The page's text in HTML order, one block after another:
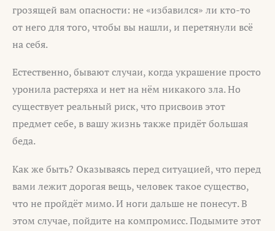
грозящей вам опасности: не «избавился» ли кто-то
от него для того, чтобы вы нашли, и перетянули всё
на себя.
Естественно, бывают случаи, когда украшение просто
уронила растеряха и нет на нём никакого зла. Но
существует реальный риск, что присвоив этот
предмет себе, в вашу жизнь также придёт большая
беда.
Как же быть? Оказываясь перед ситуацией, что перед
вами лежит дорогая вещь, человек такое существо,
что не пройдёт мимо. И ноги дальше не понесут. В
этом случае, пойдите на компромисс. Подымите этот